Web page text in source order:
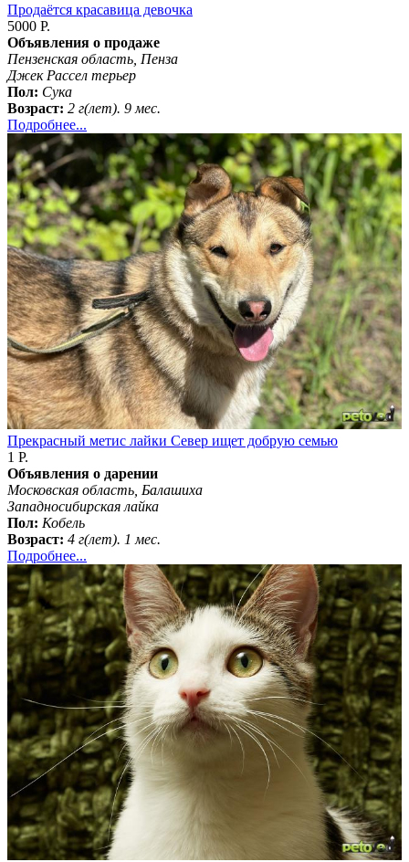
Продаётся красавица девочка
5000 Р.
Объявления о продаже
Пензенская область, Пенза
Джек Рассел терьер
Пол: Сука
Возраст: 2 г(лет). 9 мес.
Подробнее...
Прекрасный метис лайки Север ищет добрую семью
1 Р.
Объявления о дарении
Московская область, Балашиха
Западносибирская лайка
Пол: Кобель
Возраст: 4 г(лет). 1 мес.
Подробнее...